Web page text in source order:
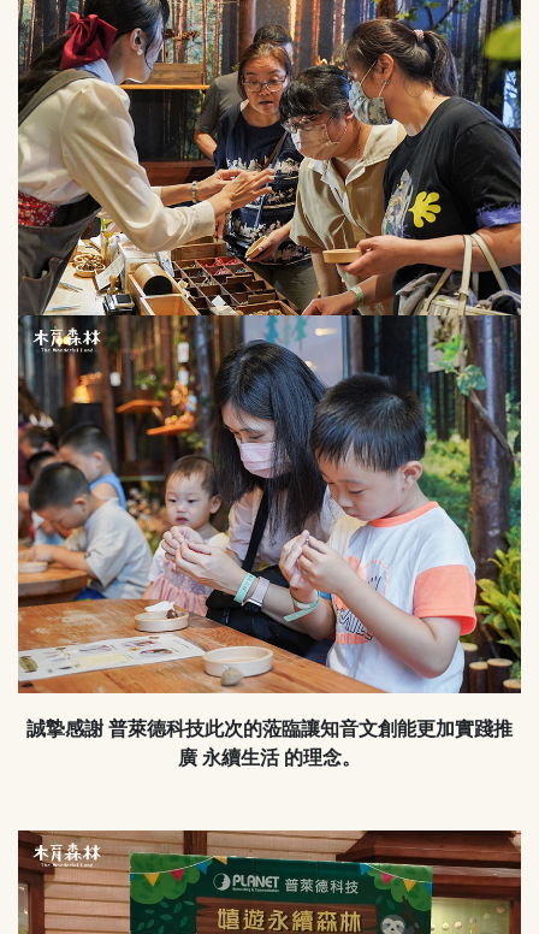
誠摯感謝 普萊德科技此次的蒞臨讓知音文創能更加實踐推
廣 永續生活 的理念。